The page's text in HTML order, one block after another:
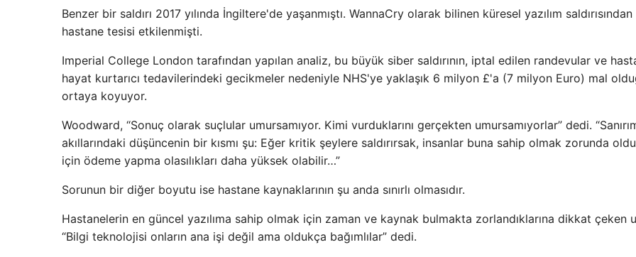
Benzer bir saldırı 2017 yılında İngiltere'de yaşanmıştı. WannaCry olarak bilinen küresel yazılım
hastane tesisi etkilenmişti.
Imperial College London tarafından yapılan analiz, bu büyük siber saldırının, iptal edilen randevular ve
hayat kurtarıcı tedavilerindeki gecikmeler nedeniyle NHS'ye yaklaşık 6 milyon £'a (7 milyon Euro) mal
ortaya koyuyor.
Woodward, “Sonuç olarak suçlular umursamıyor. Kimi vurduklarını gerçekten umursamıyorlar” dedi.
akıllarındaki düşüncenin bir kısmı şu: Eğer kritik şeylere saldırırsak, insanlar buna sahip olmak zorunda
için ödeme yapma olasılıkları daha yüksek olabilir…”
Sorunun bir diğer boyutu ise hastane kaynaklarının şu anda sınırlı olmasıdır.
Hastanelerin en güncel yazılıma sahip olmak için zaman ve kaynak bulmakta zorlandıklarına dikkat çeken
“Bilgi teknolojisi onların ana işi değil ama oldukça bağımlılar” dedi.